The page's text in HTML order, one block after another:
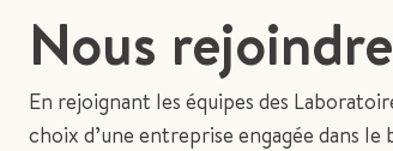
Nous rejoindre
En rejoignant les équipes des
choix d’une entreprise engagée dans